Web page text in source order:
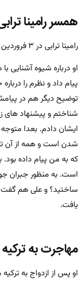
همسر رامینا
رامینا ترابی در ۳ فروردین ۱۳۹۸ با علی اعتمادی، پادکستر ازدواج کرد.
او درباره شیوه
پیام داد و نظرم را
توضیح دیگر هم در
شناختم و پیشنهاد های
ایشان دادم. بعدا
شدن است و همه از آن
که به من پیام داده بود.
است. به منظور جبران
ساختید؟ و علی هم گفت
یافت.
مهاجرت به ترکیه
او پس از ازدواج به